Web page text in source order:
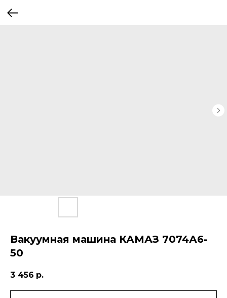
Вакуумная машина КАМАЗ 7074А6-
50
3 456 р.